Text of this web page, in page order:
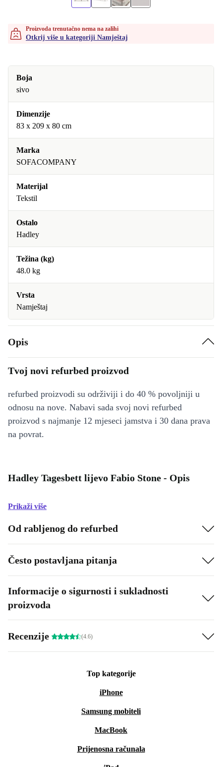
Proizvoda trenutačno nema na zalihi
Otkrij više u kategoriji Namještaj
Boja
sivo
Dimenzije
83 x 209 x 80 cm
Marka
SOFACOMPANY
Materijal
Tekstil
Ostalo
Hadley
Težina (kg)
48.0 kg
Vrsta
Namještaj
Opis
Tvoj novi refurbed proizvod
refurbed proizvodi su održiviji i do 40 % povoljniji u
odnosu na nove. Nabavi sada svoj novi refurbed
proizvod s najmanje 12 mjeseci jamstva i 30 dana prava
na povrat.
Hadley Tagesbett lijevo Fabio Stone - Opis
Prikaži više
Od rabljenog do refurbed
Često postavljana pitanja
Informacije o sigurnosti i sukladnosti
proizvoda
Recenzije (4.6)
Top kategorije
iPhone
Samsung mobiteli
MacBook
Prijenosna računala